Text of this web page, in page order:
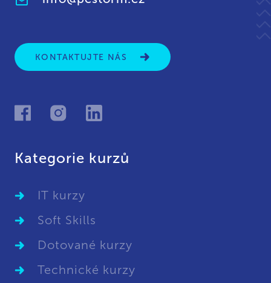
KONTAKTUJTE NÁS
Kategorie kurzů
IT kurzy
Soft Skills
Dotované kurzy
Technické kurzy